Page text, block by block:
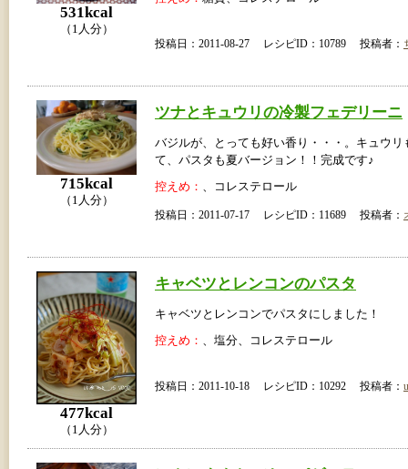
531kcal
（1人分）
投稿日：2011-08-27 レシピID：10789 投稿者：
715kcal
（1人分）
ツナとキュウリの冷製フェデリーニ
バジルが、とっても好い香り・・・。キュウリ
て、パスタも夏バージョン！！完成です♪
控えめ： 、コレステロール
投稿日：2011-07-17 レシピID：11689 投稿者：
477kcal
（1人分）
キャベツとレンコンのパスタ
キャベツとレンコンでパスタにしました！
控えめ： 、塩分、コレステロール
投稿日：2011-10-18 レシピID：10292 投稿者：